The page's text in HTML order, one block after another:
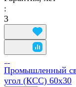
:
3
Промышленный
угол (КСС) 60х30